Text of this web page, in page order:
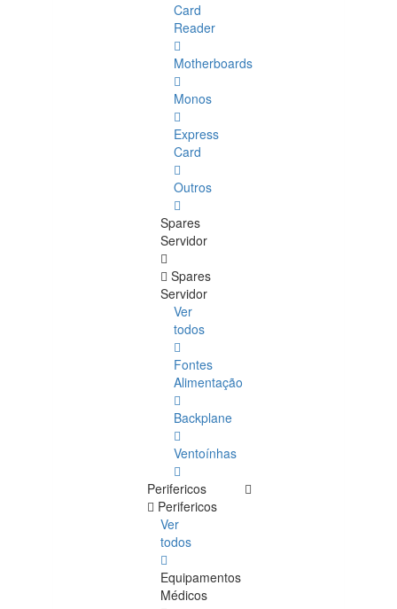
Card
Reader
Motherboards
Monos
Express
Card
Outros
Spares
Servidor
Spares
Servidor
Ver
todos
Fontes
Alimentação
Backplane
Ventoínhas
Perifericos
Perifericos
Ver
todos
Equipamentos
Médicos